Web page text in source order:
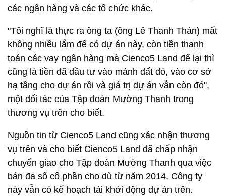
các ngân hàng và các tổ chức khác.
"Tôi nghĩ là thực ra ông ta (ông Lê Thanh Thản) mất
không nhiều lắm để có dự án này, còn tiền thanh
toán các vay ngân hàng mà Cienco5 Land để lại thì
cũng là tiền đã đầu tư vào mảnh đất đó, vào cơ sở
hạ tầng cho dự án rồi và giá trị dự án vẫn còn đó",
một đối tác của Tập đoàn Mường Thanh trong
thương vụ trên cho biết.
Nguồn tin từ Cienco5 Land cũng xác nhận thương
vụ trên và cho biết Cienco5 Land đã chấp nhận
chuyển giao cho Tập đoàn Mường Thanh qua việc
bán đa số cổ phần cho dù từ năm 2014, Công ty
này vẫn có kế hoạch tái khởi động dự án trên.